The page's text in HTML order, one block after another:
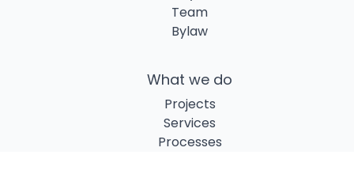
Team
Bylaw
What we do
Projects
Services
Processes